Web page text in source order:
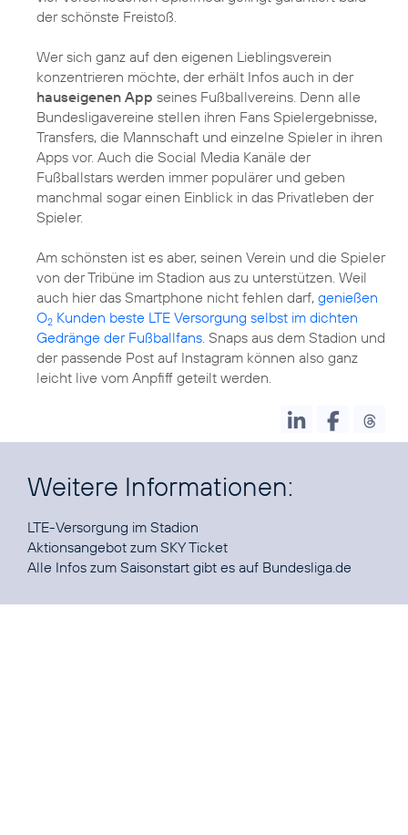
der schönste Freistoß.
Wer sich ganz auf den eigenen Lieblingsverein
konzentrieren möchte, der erhält Infos auch in der
hauseigenen App seines Fußballvereins. Denn alle
Bundesligavereine stellen ihren Fans Spielergebnisse,
Transfers, die Mannschaft und einzelne Spieler in ihren
Apps vor. Auch die Social Media Kanäle der
Fußballstars werden immer populärer und geben
manchmal sogar einen Einblick in das Privatleben der
Spieler.
Am schönsten ist es aber, seinen Verein und die Spieler
von der Tribüne im Stadion aus zu unterstützen. Weil
auch hier das Smartphone nicht fehlen darf, genießen
O2 Kunden beste LTE Versorgung selbst im dichten
Gedränge der Fußballfans. Snaps aus dem Stadion und
der passende Post auf Instagram können also ganz
leicht live vom Anpfiff geteilt werden.
Weitere Informationen:
LTE-Versorgung
Aktionsangebot zum SKY Ticket
Alle Infos zum Saisonstart gibt es auf Bundesliga.de